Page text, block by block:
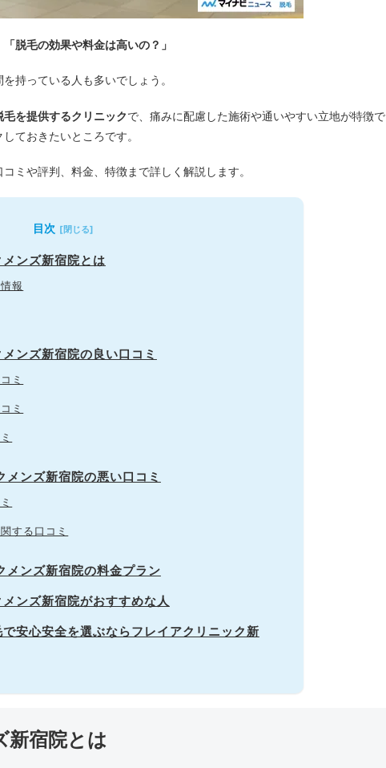
脱毛の効果や料金は高いの？」
持っている人も多いでしょう。
毛を提供するクリニックで、痛みに配慮した施術や通いやすい立地が特徴で
ておきたいところです。
ミや評判、料金、特徴まで詳しく解説します。
目次
ンズ新宿院とは
報
ンズ新宿院の良い口コミ
ミ
ミ
ンズ新宿院の悪い口コミ
する口コミ
メンズ新宿院の料金プラン
ンズ新宿院がおすすめな人
安心安全を選ぶならフレイアクリニック新
新宿院とは